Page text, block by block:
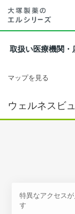
取扱い医療機関・
マップを見る
ウェルネスビ
特異なアクセス
す